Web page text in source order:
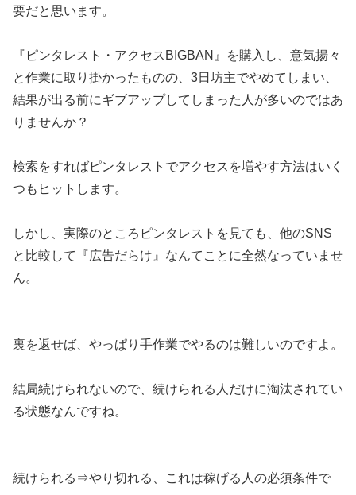
要だと思います。
『ピンタレスト・アクセスBIGBAN』を購入し、意気揚々
と作業に取り掛かったものの、3日坊主でやめてしまい、
結果が出る前にギブアップしてしまった人が多いのではあ
りませんか？
検索をすればピンタレストでアクセスを増やす方法はいく
つもヒットします。
しかし、実際のところピンタレストを見ても、他のSNS
と比較して『広告だらけ』なんてことに全然なっていませ
ん。
裏を返せば、やっぱり手作業でやるのは難しいのですよ。
結局続けられないので、続けられる人だけに淘汰されてい
る状態なんですね。
続けられる⇒やり切れる、これは稼げる人の必須条件で